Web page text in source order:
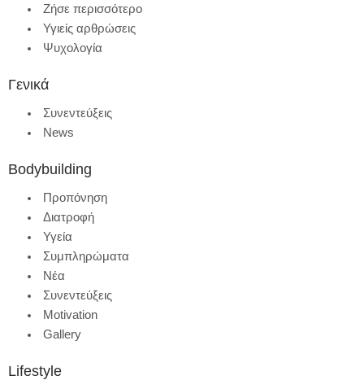
Ζήσε περισσότερο
Υγιείς αρθρώσεις
Ψυχολογία
Γενικά
Συνεντεύξεις
News
Bodybuilding
Προπόνηση
Διατροφή
Υγεία
Συμπληρώματα
Νέα
Συνεντεύξεις
Motivation
Gallery
Lifestyle